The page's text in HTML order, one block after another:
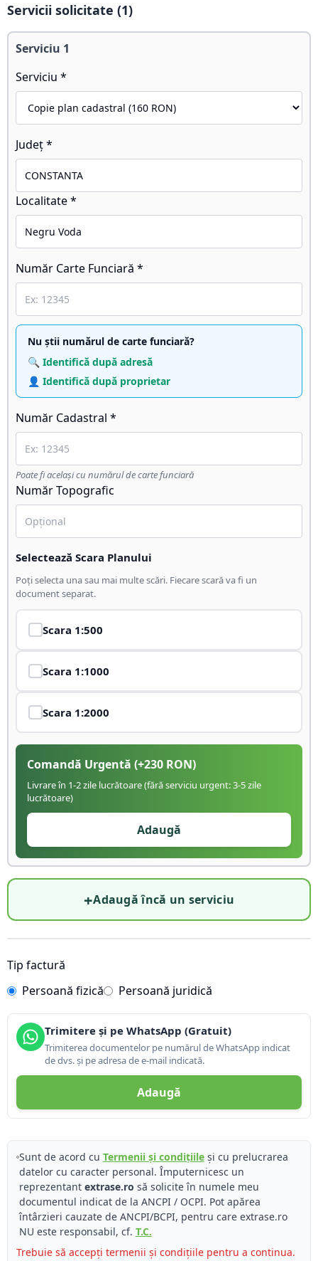
Servicii solicitate (1)
Serviciu 1
Serviciu *
Județ *
Localitate *
Număr Carte Funciară *
Nu știi numărul de carte funciară?
🔍 Identifică după adresă
👤 Identifică după proprietar
Număr Cadastral *
Poate fi același cu numărul de carte funciară
Număr Topografic
Selectează Scara Planului
Poți selecta una sau mai multe scări. Fiecare scară va fi un
document separat.
Scara 1:500
Scara 1:1000
Scara 1:2000
Comandă Urgentă (+230 RON)
Livrare în 1-2 zile lucrătoare (fără serviciu urgent: 3-5 zile
lucrătoare)
Adaugă
+Adaugă încă un serviciu
Tip factură
Persoană fizică
Persoană juridică
Trimitere și pe WhatsApp (Gratuit)
Trimiterea documentelor pe numărul de WhatsApp indicat
de dvs. și pe adresa de e-mail indicată.
Adaugă
Sunt de acord cu Termenii și condițiileși cu prelucrarea
datelor cu caracter personal. Împuternicesc un
reprezentant extrase.ro să solicite în numele meu
documentul indicat de la ANCPI / OCPI. Pot apărea
întârzieri cauzate de ANCPI/BCPI, pentru care extrase.ro
NU este responsabil, cf. T.C.
Trebuie să accepți termenii și condițiile pentru a continua.